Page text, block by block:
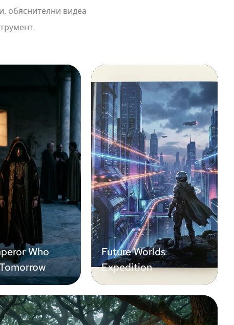
обяснителни видеа
Who
Future Worlds
Expedition